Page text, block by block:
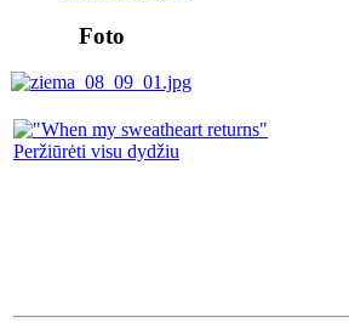
Foto
Peržiūrėti visu dydžiu